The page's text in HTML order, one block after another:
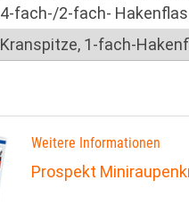
4-fach-/2-fach-
Kranspitze, 1-fach-
Weitere Informationen
Prospekt